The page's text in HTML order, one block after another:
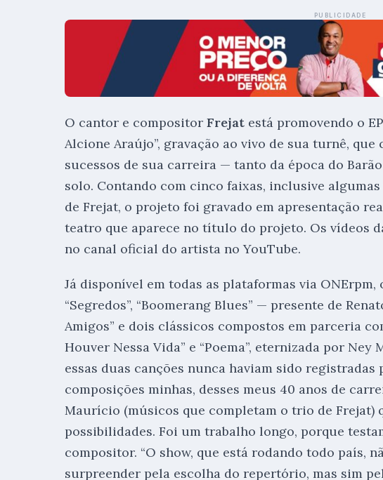
PUBLICIDADE
O cantor e compositor Frejat está promovendo o
Alcione Araújo”, gravação ao vivo de sua turnê, que
sucessos de sua carreira — tanto da época do
solo. Contando com cinco faixas, inclusive
de Frejat, o projeto foi gravado em apresentação
teatro que aparece no título do projeto. Os vídeos
no canal oficial do artista no YouTube.
Já disponível em todas as plataformas via
“Segredos”, “Boomerang Blues” — presente de
Amigos” e dois clássicos compostos em parceria
Houver Nessa Vida” e “Poema”, eternizada por
essas duas canções nunca haviam sido
composições minhas, desses meus 40 anos de
Maurício (músicos que completam o trio de Frejat)
possibilidades. Foi um trabalho longo, porque
compositor. “O show, que está rodando todo país,
surpreender pela escolha do repertório, mas sim